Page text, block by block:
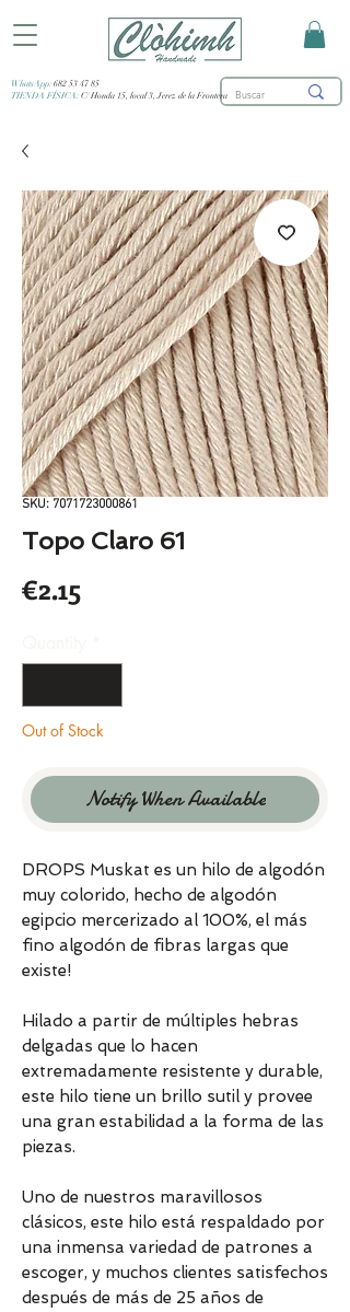
WhatsApp: 682 53 47 85
TIENDA FÍSICA: C/ Honda 15, local 3, Jerez de la Frontera
SKU: 7071723000861
Topo Claro 61
€2.15Price
Out of Stock
Notify When Available
DROPS Muskat es un hilo de algodón
muy colorido, hecho de algodón
egipcio mercerizado al 100%, el más
fino algodón de fibras largas que
existe!
Hilado a partir de múltiples hebras
delgadas que lo hacen
extremadamente resistente y durable,
este hilo tiene un brillo sutil y provee
una gran estabilidad a la forma de las
piezas.
Uno de nuestros maravillosos
clásicos, este hilo está respaldado por
una inmensa variedad de patrones a
escoger, y muchos clientes satisfechos
después de más de 25 años de